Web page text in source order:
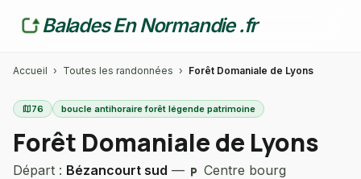
Balades En Normandie .fr
Accueil › Toutes les randonnées › Forêt Domaniale de Lyons
map76 boucle antihoraire forêt légende patrimoine
Forêt Domaniale de Lyons
Départ : Bézancourt sud — local_parking Centre bourg